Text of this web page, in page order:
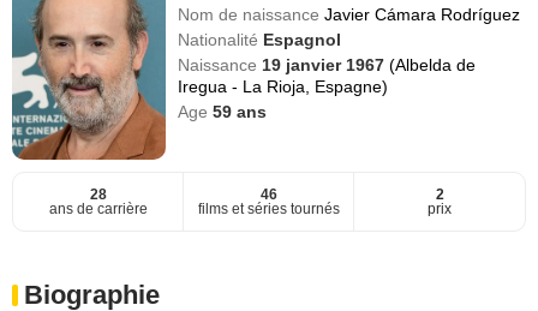
Nom de naissanceJavier Cámara Rodríguez
Nationalité Espagnol
Naissance 19 janvier 1967(Albelda de
Iregua - La Rioja, Espagne)
Age59 ans
28
ans de carrière
46
films et séries tournés
2
prix
Biographie